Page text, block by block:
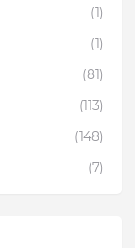
(1)
(1)
(81)
(113)
(148)
(7)